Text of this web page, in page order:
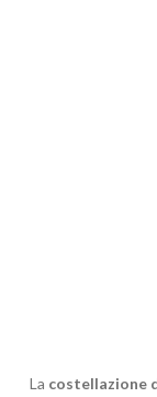
La costellazione